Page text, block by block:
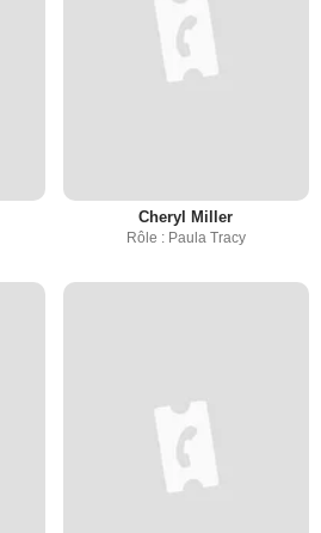
Cheryl Miller
Rôle : Paula Tracy